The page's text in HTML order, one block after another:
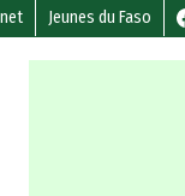
Jeunes du Faso